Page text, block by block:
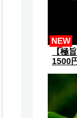
【極
1500
NEW